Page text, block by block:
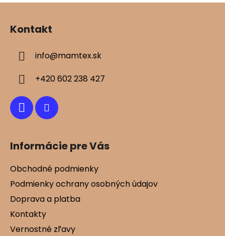
Kontakt
info@mamtex.sk
+420 602 238 427
Informácie pre Vás
Obchodné podmienky
Podmienky ochrany osobných údajov
Doprava a platba
Kontakty
Vernostné zľavy